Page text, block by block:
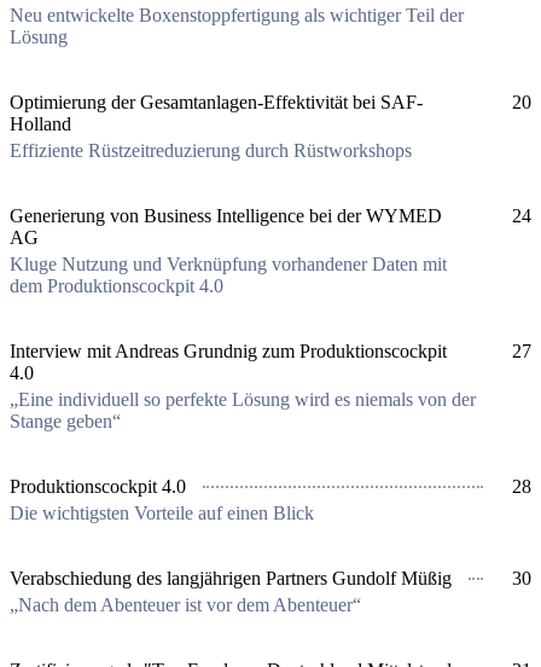
Neu entwickelte Boxenstoppfertigung als wichtiger Teil der
Lösung
20
Optimierung der Gesamtanlagen-Effektivität bei SAF-
Holland
Effiziente Rüstzeitreduzierung durch Rüstworkshops
24
Generierung von Business Intelligence bei der WYMED
AG
Kluge Nutzung und Verknüpfung vorhandener Daten mit
dem Produktionscockpit 4.0
27
Interview mit Andreas Grundnig zum Produktionscockpit
4.0
„Eine individuell so perfekte Lösung wird es niemals von der
Stange geben“
28
Produktionscockpit 4.0
Die wichtigsten Vorteile auf einen Blick
30
Verabschiedung des langjährigen Partners Gundolf Müßig
„Nach dem Abenteuer ist vor dem Abenteuer“